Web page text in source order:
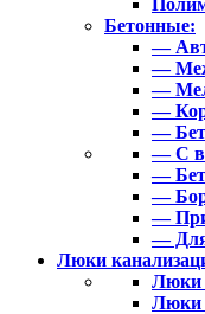
Бетонные:
—
—
—
—
—
— С
—
—
—
— Для
Люки
Люки